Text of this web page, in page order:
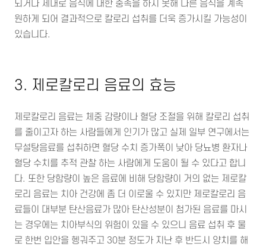
되거나 제대로 음식에 대한 충족을 하지 못해 다른 음식을 계속
원하게 되어 결과적으로 칼로리 섭취를 더욱 증가시킬 가능성이
있습니다.
3. 제로칼로리 음료의 효능
제로칼로리 음료는 체중 감량이나 혈당 조절을 위해 칼로리 섭취
를 줄이고자 하는 사람들에게 인기가 많고 실제 일부 연구에서는
무설탕음료를 섭취하면 혈당 수치 증가폭이 낮아 당뇨병 환자나
혈당 수치를 추적 관찰 하는 사람에게 도움이 될 수 있다고 합니
다. 또한 당함량이 높은 음료에 비해 당함량이 거의 없는 제로칼
로리 음료는 치아 건강에 좀 더 이로울 수 있지만 제로칼로리 음
료들이 대부분 탄산음료가 많아 탄산성분이 첨가된 음료를 마시
는 경우에는 치아부식의 위험이 있을 수 있으니 음료 섭취 후 물
로 한번 입안을 헹궈주고 30분 정도가 지난 후 반드시 양치를 해